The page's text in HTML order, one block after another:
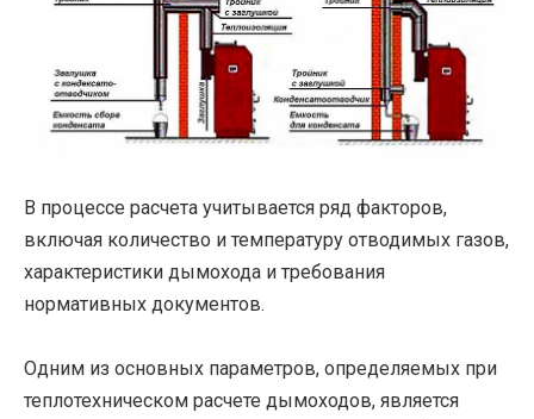
В процессе расчета учитывается ряд факторов,
включая количество и температуру отводимых газов,
характеристики дымохода и требования
нормативных документов.
Одним из основных параметров, определяемых при
теплотехническом расчете дымоходов, является